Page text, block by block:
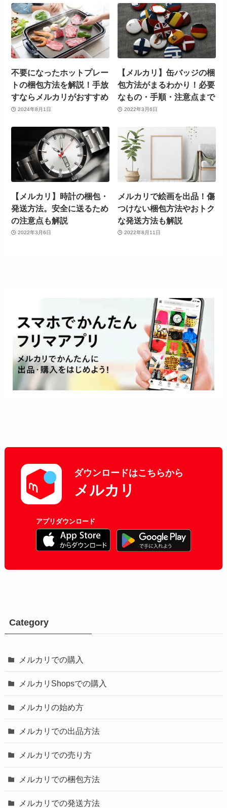
不要になったホットプレー
トの梱包方法を解説！手放
すならメルカリがおすすめ
2024年8月1日
【メルカリ】缶バッジの梱
包方法がまるわかり！必要
なもの・手順・注意点まで
2022年3月6日
【メルカリ】時計の梱包・
発送方法。安全に送るため
の注意点も解説
2022年3月6日
メルカリで絵画を出品！傷
つけない梱包方法やおトク
な発送方法も解説
2022年8月11日
ダウンロードはこちらから
メルカリ
アプリダウンロード
Category
メルカリでの購入
メルカリShopsでの購入
メルカリの始め方
メルカリでの出品方法
メルカリでの売り方
メルカリでの梱包方法
メルカリでの発送方法